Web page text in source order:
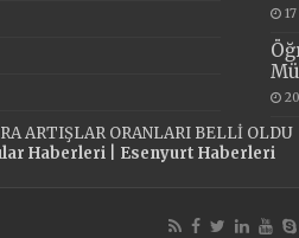
ARTIŞLAR ORANLARI BELLİ OLDU
Haberleri Esenyurt Haberleri